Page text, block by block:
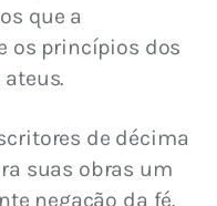
que a
os princípios dos
de décima
suas obras um
negação da fé.